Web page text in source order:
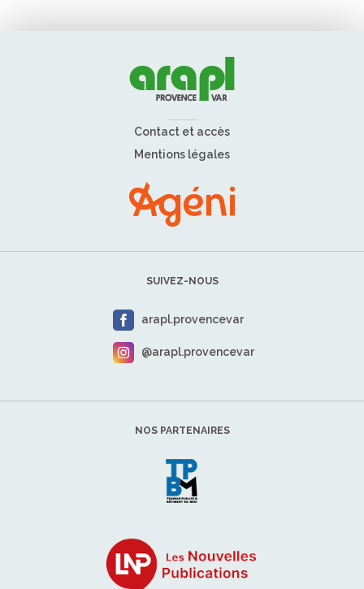
Contact et accès
Mentions légales
SUIVEZ-NOUS
arapl.provencevar
@arapl.provencevar
NOS PARTENAIRES